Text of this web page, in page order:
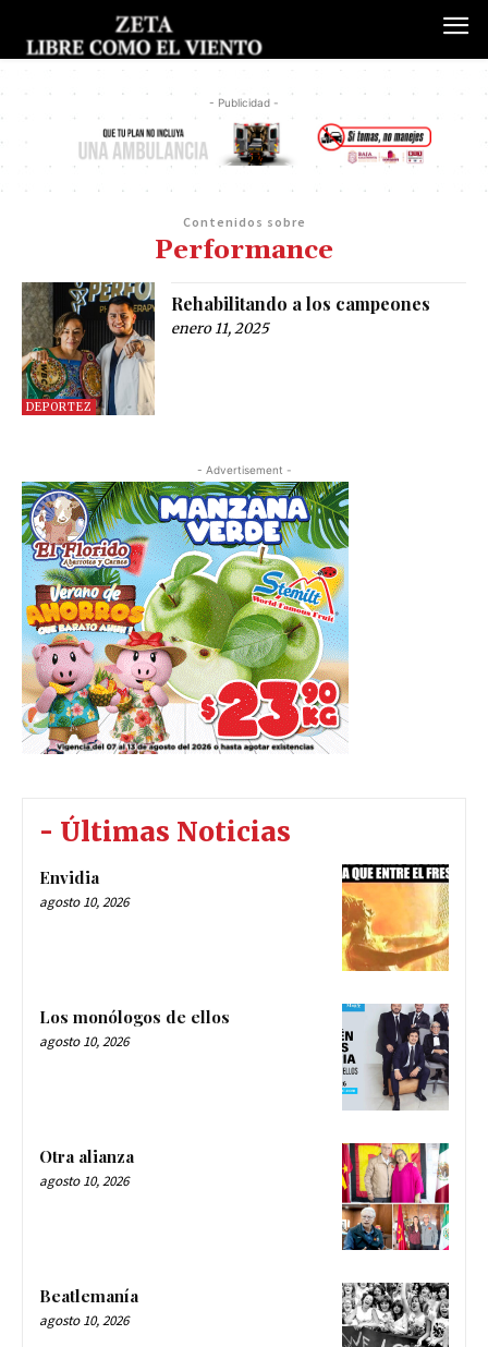
- Publicidad -
Contenidos sobre
Performance
DEPORTEZ
Rehabilitando a los campeones
enero 11, 2025
- Advertisement -
- Últimas Noticias
Envidia
agosto 10, 2026
Los monólogos de ellos
agosto 10, 2026
Otra alianza
agosto 10, 2026
Beatlemanía
agosto 10, 2026